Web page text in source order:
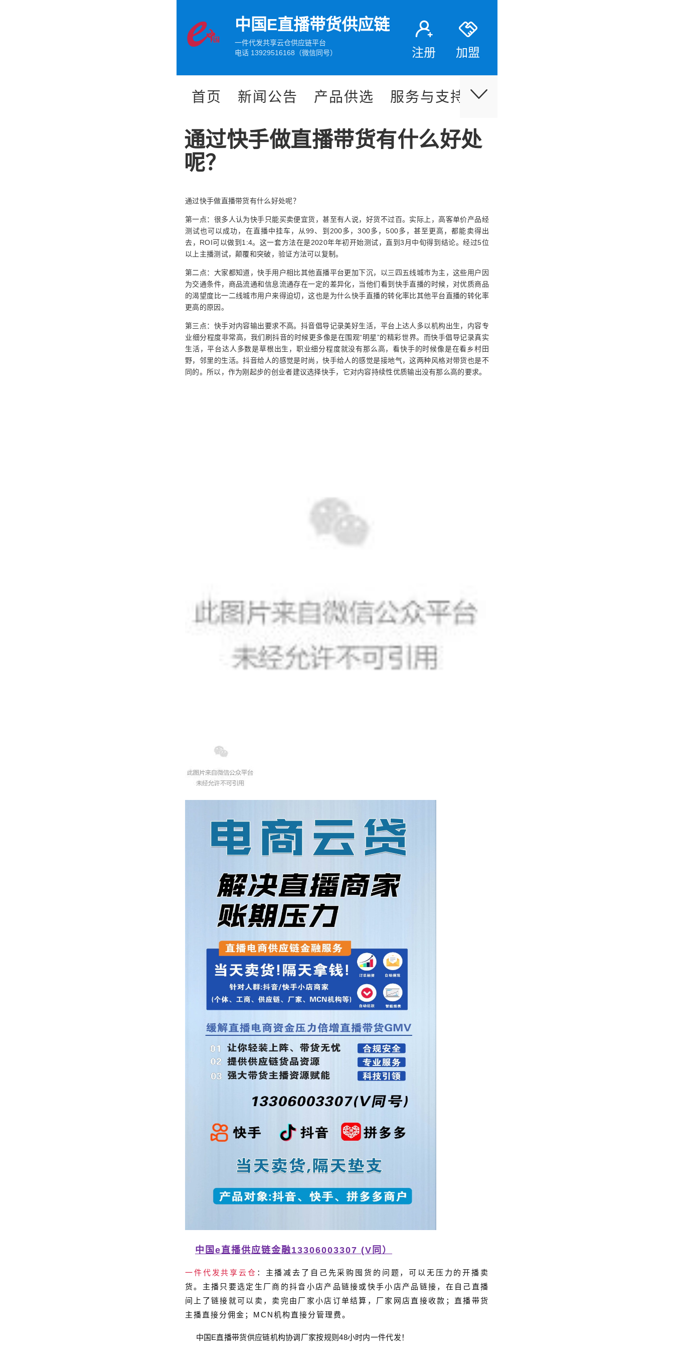
中国E直播带货供应链
一件代发共享云仓供应链平台
电话 13929516168（微信同号）
注册 加盟
首页 新闻公告 产品供选 服务与支持 伙伴合作
通过快手做直播带货有什么好处
呢？
通过快手做直播带货有什么好处呢？
第一点：很多人认为快手只能买卖便宜货，甚至有人说，好货不过百。实际上，高客单价产品经
测试也可以成功，在直播中挂车，从99、到200多，300多，500多，甚至更高，都能卖得出
去，ROI可以做到1:4。这一套方法在是2020年年初开始测试，直到3月中旬得到结论。经过5位
以上主播测试，颠覆和突破，验证方法可以复制。
第二点：大家都知道，快手用户相比其他直播平台更加下沉，以三四五线城市为主，这些用户因
为交通条件，商品流通和信息流通存在一定的差异化，当他们看到快手直播的时候，对优质商品
的渴望度比一二线城市用户来得迫切，这也是为什么快手直播的转化率比其他平台直播的转化率
更高的原因。
第三点：快手对内容输出要求不高。抖音倡导记录美好生活，平台上达人多以机构出生，内容专
业细分程度非常高，我们刷抖音的时候更多像是在围观“明星”的精彩世界。而快手倡导记录真实
生活，平台达人多数是草根出生，职业细分程度就没有那么高，看快手的时候像是在看乡村田
野，邻里的生活。抖音给人的感觉是时尚，快手给人的感觉是接地气，这两种风格对带货也是不
同的。所以，作为刚起步的创业者建议选择快手，它对内容持续性优质输出没有那么高的要求。
中国e直播供应链金融13306003307 (V同）
一件代发共享云仓 ：主播减去了自己先采购囤货的问题，可以无压力的开播卖
货。主播只要选定生厂商的抖音小店产品链接或快手小店产品链接，在自己直播
间上了链接就可以卖，卖完由厂家小店订单结算，厂家网店直接收款；直播带货
主播直接分佣金；MCN机构直接分管理费。
中国E直播带货供应链机构协调厂家按规则48小时内一件代发！